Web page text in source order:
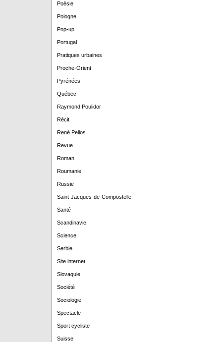
Poèsie
Pologne
Pop-up
Portugal
Pratiques urbaines
Proche-Orient
Pyrénées
Québec
Raymond Poulidor
Récit
René Pellos
Revue
Roman
Roumanie
Russie
Saint-Jacques-de-Compostelle
Santé
Scandinavie
Science
Serbie
Site internet
Slovaquie
Société
Sociologie
Spectacle
Sport cycliste
Suisse